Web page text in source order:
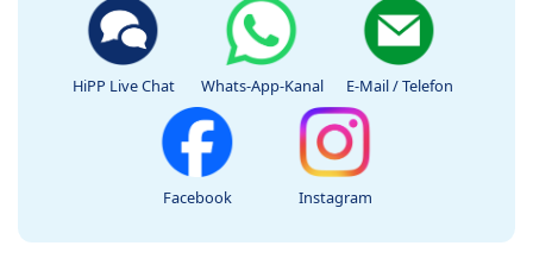
HiPP Live Chat Whats-App-Kanal E-Mail / Telefon
Facebook Instagram